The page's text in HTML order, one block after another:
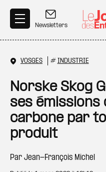
Newsletters
VOSGES # INDUSTRIE
Norske Skog
ses émissions
carbone par
produit
Par Jean-François Michel